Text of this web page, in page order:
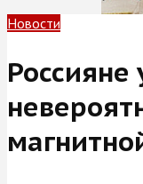
Новости
Россияне